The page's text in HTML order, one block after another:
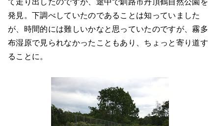
発見。下調べしていたのであることは知っていました
が、時間的には難しいかなと思っていたのですが、霧多
布湿原で見られなかったこともあり、ちょっと寄り道す
ることに。